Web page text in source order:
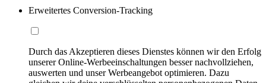
Erweitertes Conversion-Tracking
Durch das Akzeptieren dieses Dienstes können wir den Erfolg
unserer Online-Werbeeinschaltungen besser nachvollziehen,
auswerten und unser Werbeangebot optimieren. Dazu